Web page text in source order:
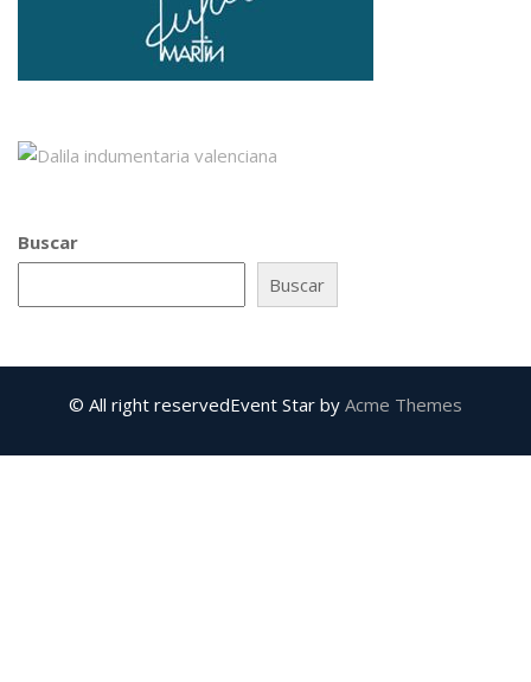
Buscar
Buscar
© All right reservedEvent Star by Acme Themes